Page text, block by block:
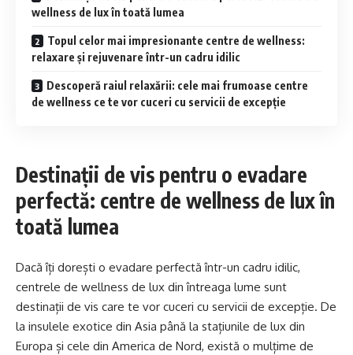
wellness de lux în toată lumea
Topul celor mai impresionante centre de wellness:
relaxare și rejuvenare într-un cadru idilic
Descoperă raiul relaxării: cele mai frumoase centre
de wellness ce te vor cuceri cu servicii de excepție
Destinații de vis pentru o evadare
perfectă: centre de wellness de lux în
toată lumea
Dacă îți dorești o evadare perfectă într-un cadru idilic,
centrele de wellness de lux din întreaga lume sunt
destinații de vis care te vor cuceri cu servicii de excepție. De
la insulele exotice din Asia până la stațiunile de lux din
Europa și cele din America de Nord, există o mulțime de